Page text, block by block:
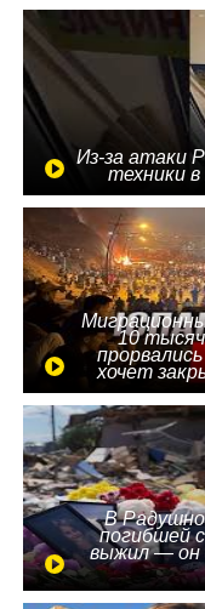
Из-за атаки
техники
10 тысяч
хочет
В
погибшей
выжил — он